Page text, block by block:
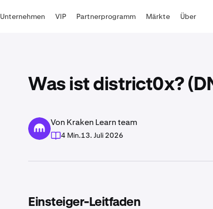
Unternehmen VIP Partnerprogramm Märkte Über
Was ist district0x?
Von Kraken Learn team
4 Min.13. Juli 2026
Einsteiger-Leitfaden